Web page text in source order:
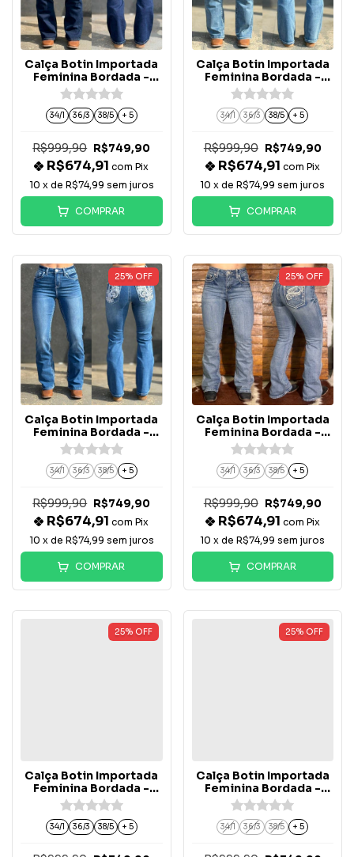
Calça Botin Importada
Feminina Bordada -
BT062-PB
34/1 36/3 38/5 + 5
R$999,90 R$749,90
R$674,91com Pix
10 x de R$74,99 sem juros
COMPRAR
Calça Botin Importada
Feminina Bordada -
BT070-PB
34/1 36/3 38/5 + 5
R$999,90 R$749,90
R$674,91 com Pix
10 x deR$74,99 sem juros
COMPRAR
25% OFF
Calça Botin Importada
Feminina Bordada -
BT067-PB
34/1 36/3 38/5 + 5
R$999,90 R$749,90
R$674,91com Pix
10 x de R$74,99 sem juros
COMPRAR
25% OFF
Calça Botin Importada
Feminina Bordada -
BT069-PB
34/1 36/3 38/5 + 5
R$999,90 R$749,90
R$674,91 com Pix
10 x deR$74,99 sem juros
COMPRAR
25% OFF
Calça Botin Importada
Feminina Bordada -
BT065-PB
34/1 36/3 38/5 + 5
25% OFF
Calça Botin Importada
Feminina Bordada -
BT064-PR
34/1 36/3 38/5 + 5